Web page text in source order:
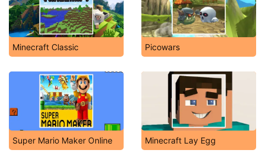
Minecraft Classic Picowars
Super Mario Maker Online Minecraft Lay Egg